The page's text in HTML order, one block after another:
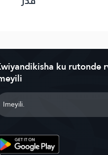
ku rutonde